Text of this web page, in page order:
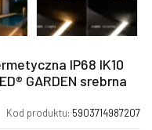
IP68 IK10
GARDEN srebrna
Kod produktu: 5903714987207